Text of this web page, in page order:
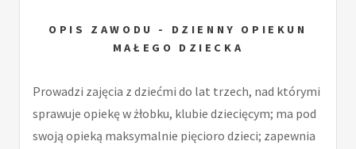
OPIS ZAWODU - DZIENNY OPIEKUN
MAŁEGO DZIECKA
Prowadzi zajęcia z dziećmi do lat trzech, nad którymi
sprawuje opiekę w żłobku, klubie dziecięcym; ma pod
swoją opieką maksymalnie pięcioro dzieci; zapewnia